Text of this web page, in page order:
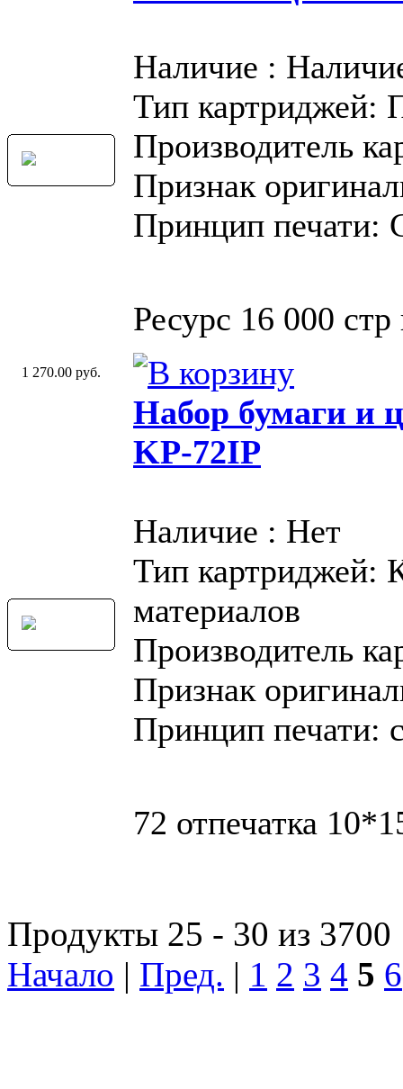
Наличие :
Тип картриджей:
Производитель
Признак
Принцип печати:
Ресурс 16 000
1 270.00 руб.
Набор бумаги и
KP-72IP
Наличие : Нет
Тип картриджей:
материалов
Производитель
Признак
Принцип печати:
72 отпечатка
Продукты 25 - 30 из 3700
Начало | Пред. | 1 2 3 4 5 6